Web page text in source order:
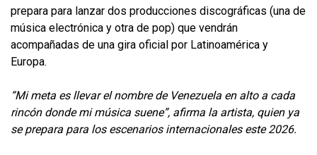
prepara para lanzar dos producciones discográficas (una de
música electrónica y otra de pop) que vendrán
acompañadas de una gira oficial por Latinoamérica y
Europa.
“Mi meta es llevar el nombre de Venezuela en alto a cada
rincón donde mi música suene”, afirma la artista, quien ya
se prepara para los escenarios internacionales este 2026.